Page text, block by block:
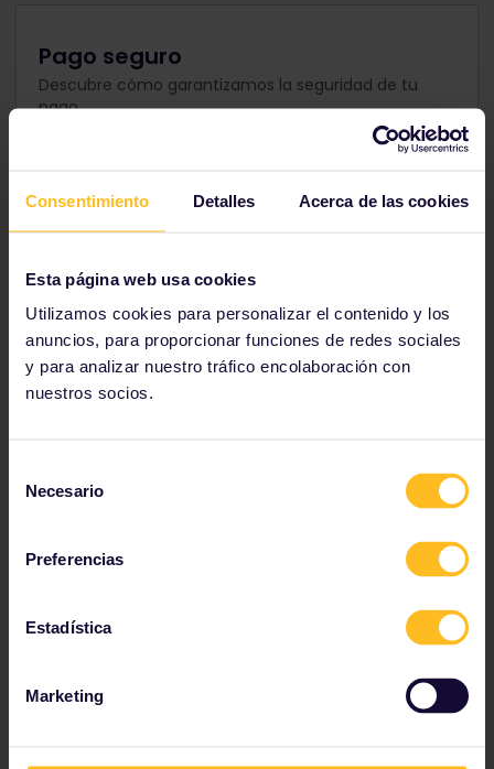
Consentimiento Detalles Acerca de las cookies
Esta página web usa cookies
Utilizamos cookies para personalizar el contenido y los
anuncios, para proporcionar funciones de redes sociales
y para analizar nuestro tráfico encolaboración con
nuestros socios.
Necesario
Preferencias
Estadística
Marketing
Pago seguro
Descubre cómo garantizamos la seguridad de tu
pago.
Reservas
Para viajar en algunos trenes de Europa, es necesario
reservar tu asiento con antelación. Para obtener más
información acerca de las reservas de trenes,
consulta nuestra útil